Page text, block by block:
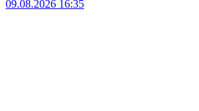
09.08.2026 16:35